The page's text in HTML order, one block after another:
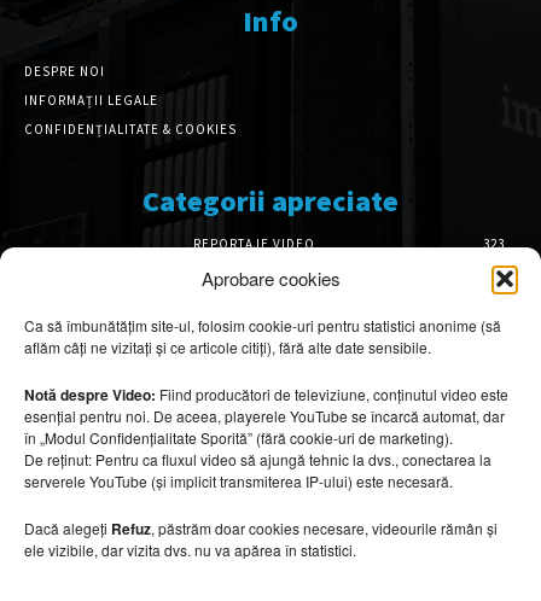
Aprobare cookies
Ca să îmbunătățim site-ul, folosim cookie-uri pentru statistici anonime (să
aflăm câți ne vizitați și ce articole citiți), fără alte date sensibile.
Notă despre Video: Fiind producători de televiziune, conținutul video este
esențial pentru noi. De aceea, playerele YouTube se încarcă automat, dar
în „Modul Confidențialitate Sporită” (fără cookie-uri de marketing).
De reținut: Pentru ca fluxul video să ajungă tehnic la dvs., conectarea la
serverele YouTube (și implicit transmiterea IP-ului) este necesară.
Dacă alegeți Refuz, păstrăm doar cookies necesare, videourile rămân și
ele vizibile, dar vizita dvs. nu va apărea în statistici.
Info
DESPRE NOI
INFORMAȚII LEGALE
CONFIDENȚIALITATE & COOKIES
Categorii apreciate
REPORTAJE VIDEO
323
AMENAJĂRI INTERIOARE
126
DESIGN INTERIOR
64
ARHITECTURĂ & DESIGN
OPINII & ANALIZE
43
Articole recomandate
Secretele construirii bungalourilor
6 august 2026